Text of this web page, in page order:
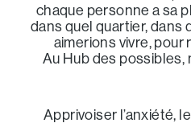
chaque personne a sa
dans quel quartier, dans
aimerions vivre, pour
Au Hub des possibles,
Apprivoiser l’anxiété,